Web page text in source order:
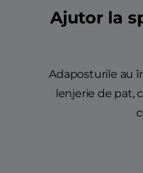
Ajutor la
Adaposturile au
lenjerie de pat,